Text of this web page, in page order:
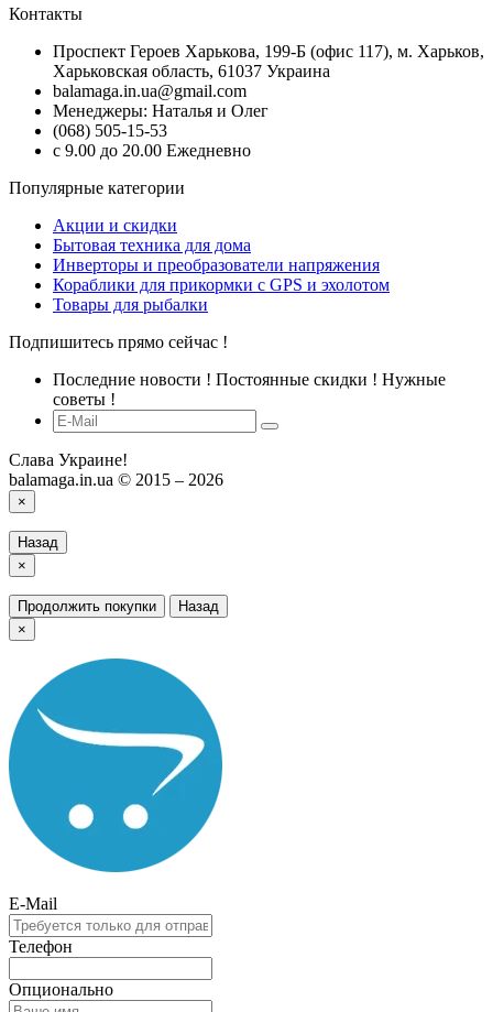
Контакты
Проспект Героев Харькова, 199-Б (офис 117), м. Харьков,
Харьковская область, 61037 Украина
balamaga.in.ua@gmail.com
Менеджеры: Наталья и Олег
(068) 505-15-53
с 9.00 до 20.00 Ежедневно
Популярные категории
Акции и скидки
Бытовая техника для дома
Инверторы и преобразователи напряжения
Кораблики для прикормки с GPS и эхолотом
Товары для рыбалки
Подпишитесь прямо сейчас !
Последние новости ! Постоянные скидки ! Нужные
советы !
Слава Украине!
balamaga.in.ua © 2015 – 2026
×
Назад
×
Продолжить покупки
Назад
×
E-Mail
Телефон
Опционально